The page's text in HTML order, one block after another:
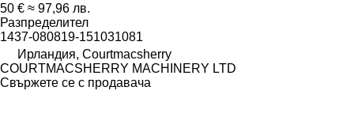
50 € ≈ 97,96 лв.
Разпределител
1437-080819-151031081
Ирландия, Courtmacsherry
COURTMACSHERRY MACHINERY LTD
Свържете се с продавача